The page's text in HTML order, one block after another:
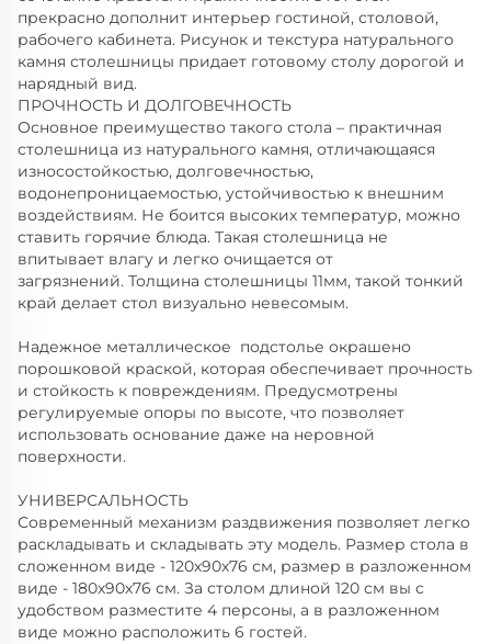
прекрасно дополнит интерьер гостиной, столовой,
рабочего кабинета. Рисунок и текстура натурального
камня столешницы придает готовому столу дорогой и
нарядный вид.
ПРОЧНОСТЬ И ДОЛГОВЕЧНОСТЬ
Основное преимущество такого стола – практичная
столешница из натурального камня, отличающаяся
износостойкостью, долговечностью,
водонепроницаемостью, устойчивостью к внешним
воздействиям. Не боится высоких температур, можно
ставить горячие блюда. Такая столешница не
впитывает влагу и легко очищается от
загрязнений. Толщина столешницы 11мм, такой тонкий
край делает стол визуально невесомым.
Надежное металлическое подстолье окрашено
порошковой краской, которая обеспечивает прочность
и стойкость к повреждениям. Предусмотрены
регулируемые опоры по высоте, что позволяет
использовать основание даже на неровной
поверхности.
УНИВЕРСАЛЬНОСТЬ
Современный механизм раздвижения позволяет легко
раскладывать и складывать эту модель. Размер стола в
сложенном виде - 120х90х76 см, размер в разложенном
виде - 180х90х76 см. За столом длиной 120 см вы с
удобством разместите 4 персоны, а в разложенном
виде можно расположить 6 гостей.